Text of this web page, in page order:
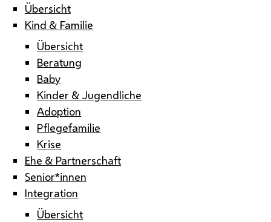
Übersicht
Kind & Familie
Übersicht
Beratung
Baby
Kinder & Jugendliche
Adoption
Pflegefamilie
Krise
Ehe & Partnerschaft
Senior*innen
Integration
Übersicht